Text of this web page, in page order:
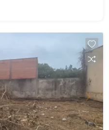
um imóvel versátil